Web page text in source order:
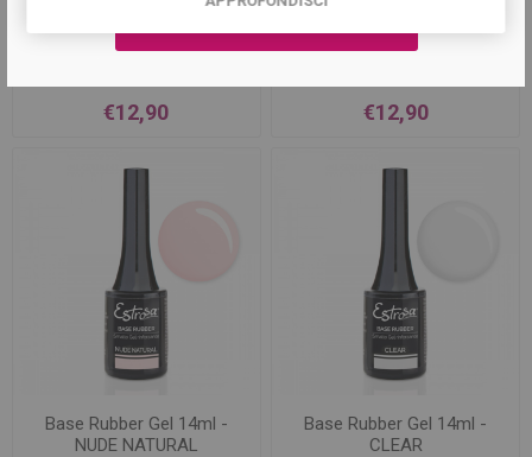
LIGHT ROSE
€12,90
NUDE
€12,90
Base Rubber Gel 14ml -
NUDE NATURAL
Base Rubber Gel 14ml -
CLEAR